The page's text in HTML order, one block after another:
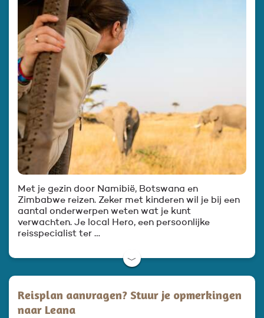
Met je gezin door Namibië, Botswana en
Zimbabwe reizen. Zeker met kinderen wil je bij een
aantal onderwerpen weten wat je kunt
verwachten. Je local Hero, een persoonlijke
reisspecialist ter …
﹀
Reisplan aanvragen? Stuur je opmerkingen
naar Leana